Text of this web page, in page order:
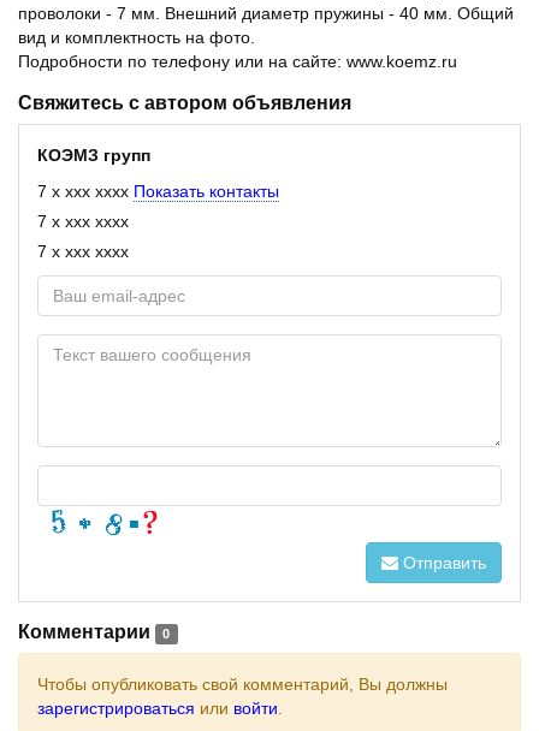
проволоки - 7 мм. Внешний диаметр пружины - 40 мм. Общий
вид и комплектность на фото.
Подробности по телефону или на сайте: www.koemz.ru
Свяжитесь с автором объявления
КОЭМЗ групп
7 x xxx xxxx Показать контакты
7 x xxx xxxx
7 x xxx xxxx
Отправить
Комментарии 0
Чтобы опубликовать свой комментарий, Вы должны
зарегистрироваться или войти